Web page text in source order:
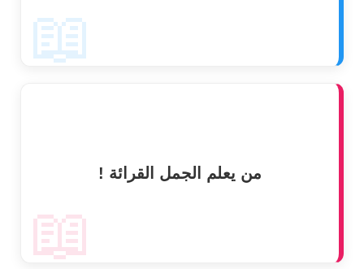
📖
من يعلم الجمل القرائة !
📖